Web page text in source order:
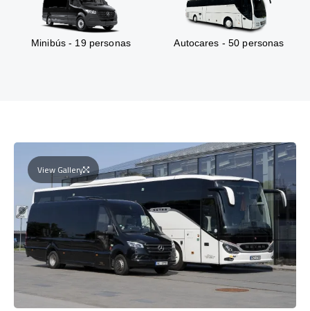
Minibús - 19 personas Autocares - 50 personas
View Gallery